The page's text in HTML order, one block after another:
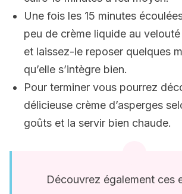
Une fois les 15 minutes
peu de crème liquide au velouté
et laissez-le reposer quelques
qu’elle s’intègre bien.
Pour terminer vous pourrez
délicieuse crème d’asperges
goûts et la servir bien chaude.
Découvrez également ces